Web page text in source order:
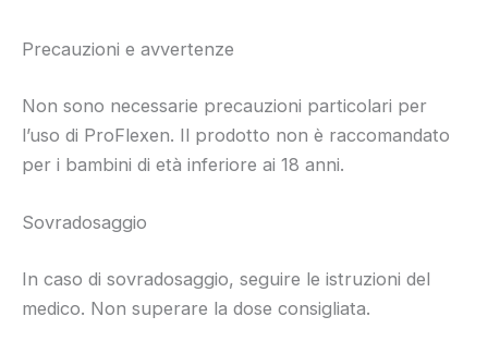
Precauzioni e avvertenze
Non sono necessarie precauzioni particolari per
l’uso di ProFlexen. Il prodotto non è raccomandato
per i bambini di età inferiore ai 18 anni.
Sovradosaggio
In caso di sovradosaggio, seguire le istruzioni del
medico. Non superare la dose consigliata.